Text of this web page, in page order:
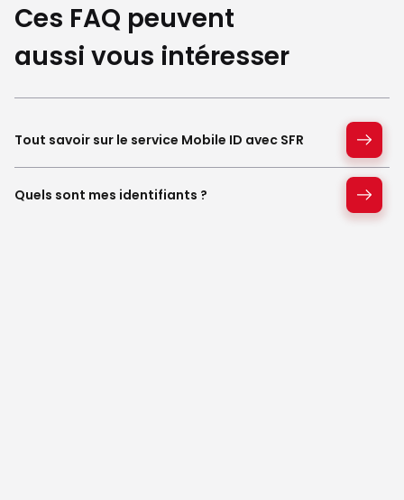
Ces FAQ peuvent
aussi vous intéresser
Tout savoir sur le service Mobile ID avec SFR
Quels sont mes identifiants ?